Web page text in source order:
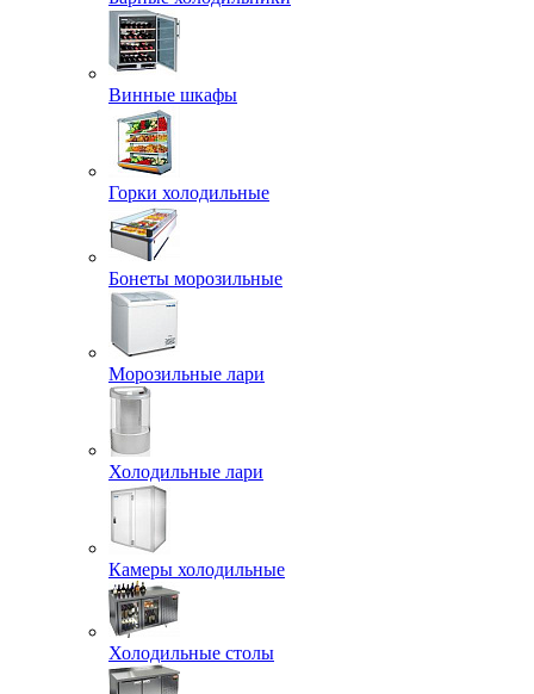
Винные шкафы
Горки холодильные
Бонеты морозильные
Морозильные лари
Холодильные лари
Камеры холодильные
Холодильные столы